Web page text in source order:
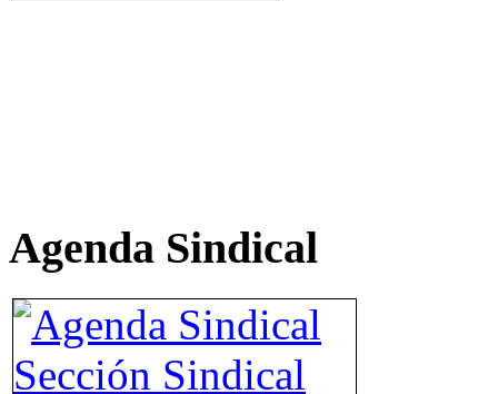
Agenda Sindical